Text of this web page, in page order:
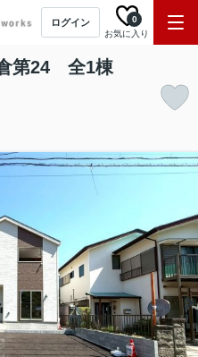
ログイン
お気に入り
0
第24 全1棟